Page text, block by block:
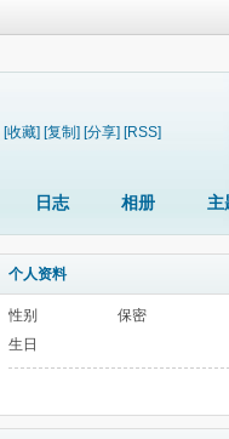
[收藏] [复制] [分享] [RSS]
日志 相册 主
个人资料
性别
保密
生日